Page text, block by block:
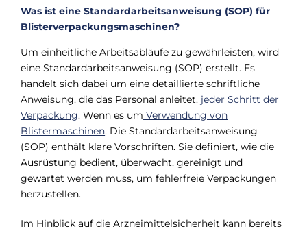
Was ist eine Standardarbeitsanweisung (SOP) für
Blisterverpackungsmaschinen?
Um einheitliche Arbeitsabläufe zu gewährleisten, wird
eine Standardarbeitsanweisung (SOP) erstellt. Es
handelt sich dabei um eine detaillierte schriftliche
Anweisung, die das Personal anleitet. jeder Schritt der
Verpackung. Wenn es um Verwendung von
Blistermaschinen, Die Standardarbeitsanweisung
(SOP) enthält klare Vorschriften. Sie definiert, wie die
Ausrüstung bedient, überwacht, gereinigt und
gewartet werden muss, um fehlerfreie Verpackungen
herzustellen.
Im Hinblick auf die Arzneimittelsicherheit kann bereits